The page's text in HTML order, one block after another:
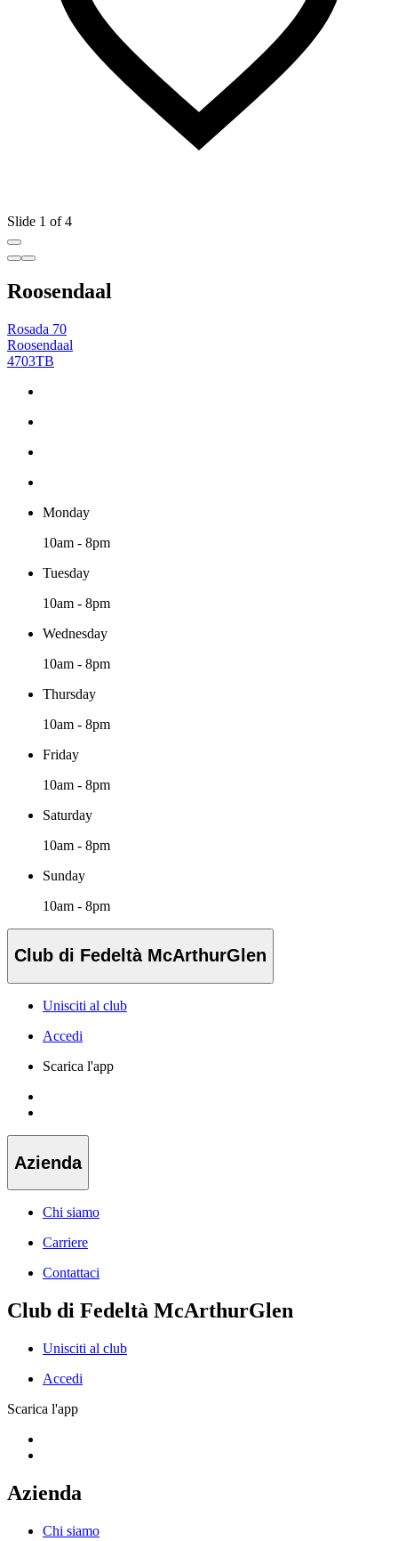
Slide 1 of 4
Roosendaal
Rosada 70
Roosendaal
4703TB
Monday
10am - 8pm
Tuesday
10am - 8pm
Wednesday
10am - 8pm
Thursday
10am - 8pm
Friday
10am - 8pm
Saturday
10am - 8pm
Sunday
10am - 8pm
Club di Fedeltà McArthurGlen
Unisciti al club
Accedi
Scarica l'app
Azienda
Chi siamo
Carriere
Contattaci
Club di Fedeltà McArthurGlen
Unisciti al club
Accedi
Scarica l'app
Azienda
Chi siamo